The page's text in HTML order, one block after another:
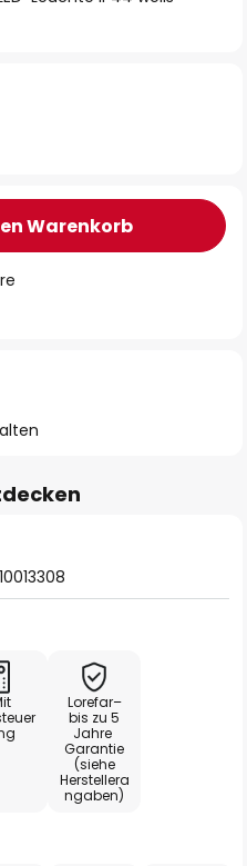
Warenkorb
10013308
Lorefar–
bis zu 5
Jahre
Garantie
(siehe
Herstellera
ngaben)